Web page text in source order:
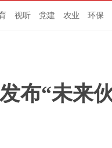
视听 党建 农业 环保
布“未来